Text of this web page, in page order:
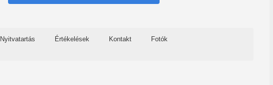
Nyitvatartás Értékelések Kontakt Fotók